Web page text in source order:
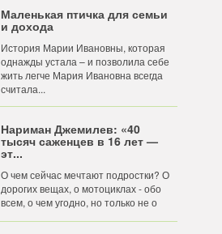
Маленькая птичка для семьи
и дохода
История Марии Ивановны, которая
однажды устала – и позволила себе
жить легче Мария Ивановна всегда
считала...
Нариман Джемилев: «40
тысяч саженцев в 16 лет —
эт...
О чем сейчас мечтают подростки? О
дорогих вещах, о мотоциклах - обо
всем, о чем угодно, но только не о